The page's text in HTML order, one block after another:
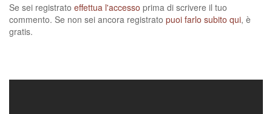
Se sei registrato effettua l'accesso prima di scrivere il tuo
commento. Se non sei ancora registrato puoi farlo subito qui, è
gratis.